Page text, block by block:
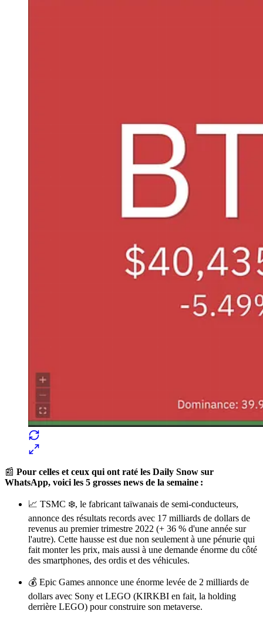
📰 Pour celles et ceux qui ont raté les Daily Snow sur
WhatsApp, voici les 5 grosses news de la semaine :
📈 TSMC ❄️, le fabricant taïwanais de semi-conducteurs,
annonce des résultats records avec 17 milliards de dollars de
revenus au premier trimestre 2022 (+ 36 % d'une année sur
l'autre). Cette hausse est due non seulement à une pénurie qui
fait monter les prix, mais aussi à une demande énorme du côté
des smartphones, des ordis et des véhicules.
💰 Epic Games annonce une énorme levée de 2 milliards de
dollars avec Sony et LEGO (KIRKBI en fait, la holding
derrière LEGO) pour construire son metaverse.